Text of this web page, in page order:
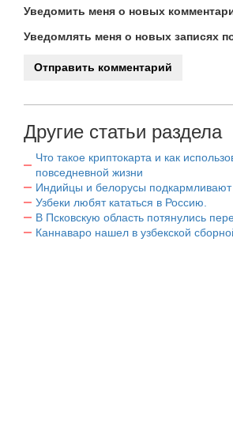
Уведомить меня о новых
Уведомлять меня о новых записях
Другие статьи раздела
Что такое криптокарта и как
повседневной жизни
Индийцы и белорусы подкармливают
Узбеки любят кататься в Россию.
В Псковскую область потянулись
Каннаваро нашел в узбекской